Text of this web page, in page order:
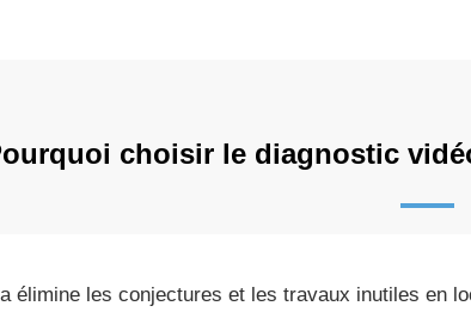
choisir le diagnostic
élimine les conjectures et les travaux inutiles en